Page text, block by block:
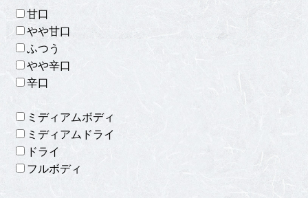
甘口
やや甘口
ふつう
やや辛口
辛口
ミディアムボディ
ミディアムドライ
ドライ
フルボディ